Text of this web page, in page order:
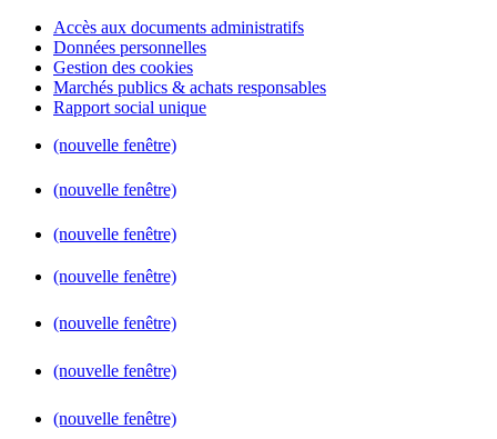
Accès aux documents administratifs
Données personnelles
Gestion des cookies
Marchés publics & achats responsables
Rapport social unique
(nouvelle fenêtre)
(nouvelle fenêtre)
(nouvelle fenêtre)
(nouvelle fenêtre)
(nouvelle fenêtre)
(nouvelle fenêtre)
(nouvelle fenêtre)